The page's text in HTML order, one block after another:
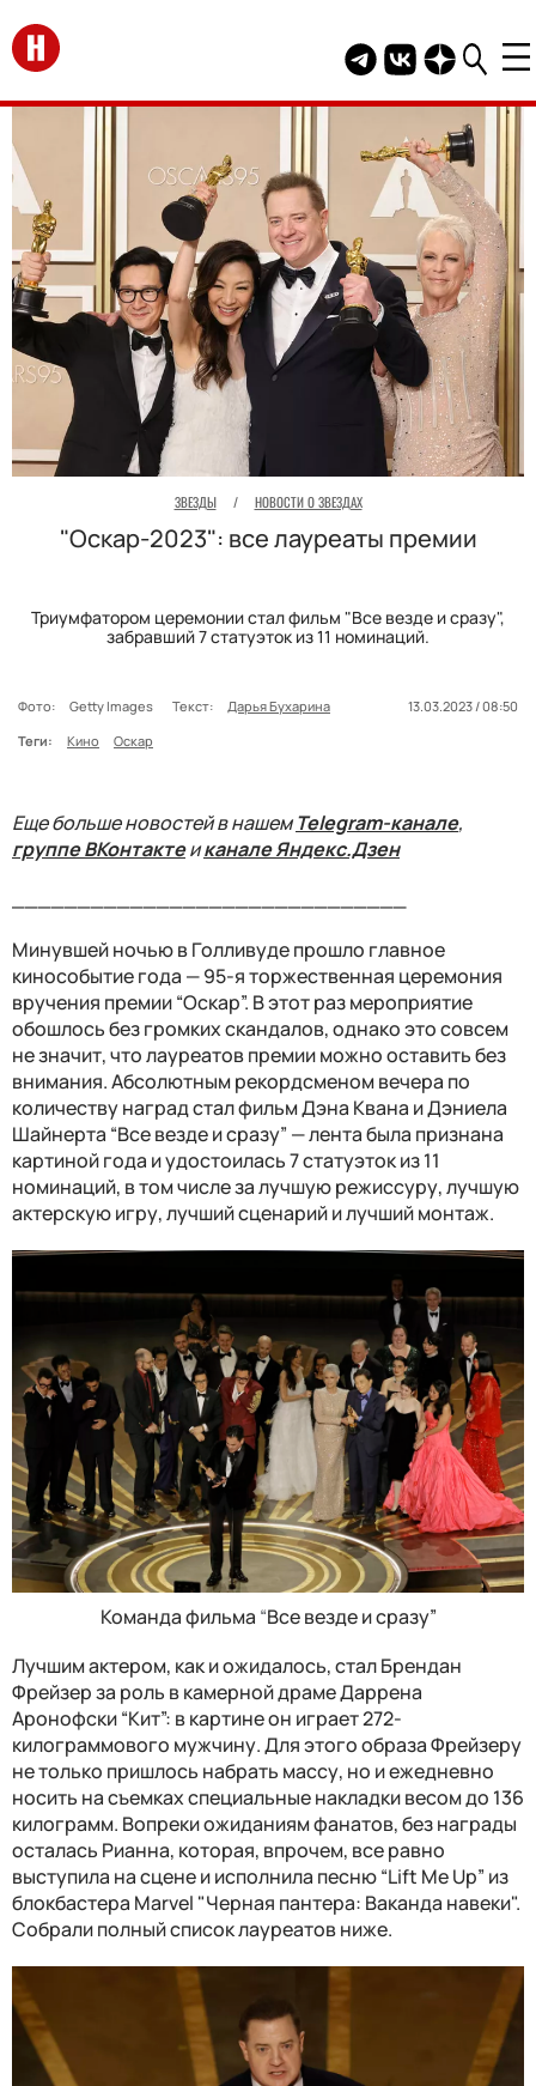
Перейти на главную
Telegram канал
Группа HELLO
Канал
ЗВЕЗДЫ / НОВОСТИ О ЗВЕЗДАХ
"Оскар-2023": все лауреаты премии
Триумфатором церемонии стал фильм "Все везде и сразу",
забравший 7 статуэток из 11 номинаций.
Фото: Getty Images Текст: Дарья Бухарина
13.03.2023 / 08:50
Теги:
Кино Оскар
Еще больше новостей в нашемTelegram-канале,
группе ВКонтактеиканале Яндекс.Дзен
Минувшей ночью в Голливуде прошло главное
кинособытие года — 95-я торжественная церемония
вручения премии “Оскар”. В этот раз мероприятие
обошлось без громких скандалов, однако это совсем
не значит, что лауреатов премии можно оставить без
внимания. Абсолютным рекордсменом вечера по
количеству наград стал фильм Дэна Квана и Дэниела
Шайнерта “Все везде и сразу” — лента была признана
картиной года и удостоилась 7 статуэток из 11
номинаций, в том числе за лучшую режиссуру, лучшую
актерскую игру, лучший сценарий и лучший монтаж.
Команда фильма “Все везде и сразу”
Лучшим актером, как и ожидалось, стал Брендан
Фрейзер за роль в камерной драме Даррена
Аронофски “Кит”: в картине он играет 272-
килограммового мужчину. Для этого образа Фрейзеру
не только пришлось набрать массу, но и ежедневно
носить на съемках специальные накладки весом до 136
килограмм. Вопреки ожиданиям фанатов, без награды
осталась Рианна, которая, впрочем, все равно
выступила на сцене и исполнила песню “Lift Me Up” из
блокбастера Marvel "Черная пантера: Ваканда навеки".
Собрали полный список лауреатов ниже.